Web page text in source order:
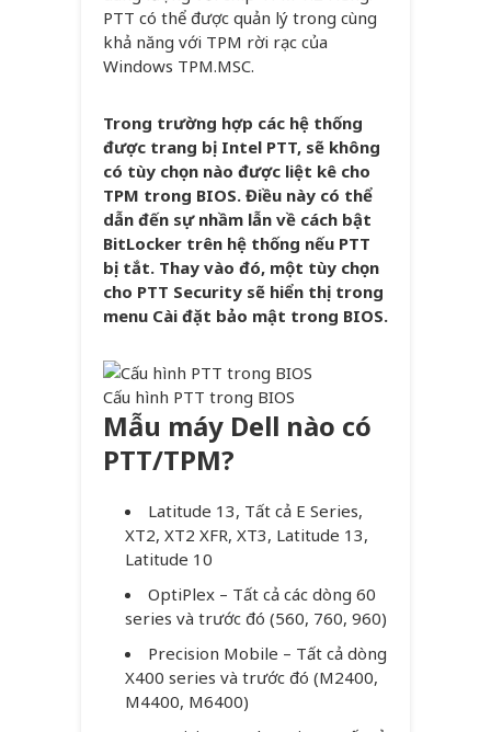
PTT có thể được quản lý trong cùng
khả năng với TPM rời rạc của
Windows TPM.MSC.
Trong trường hợp các hệ thống
được trang bị Intel PTT, sẽ không
có tùy chọn nào được liệt kê cho
TPM trong BIOS. Điều này có thể
dẫn đến sự nhầm lẫn về cách bật
BitLocker trên hệ thống nếu PTT
bị tắt. Thay vào đó, một tùy chọn
cho PTT Security sẽ hiển thị trong
menu Cài đặt bảo mật trong BIOS.
Cấu hình PTT trong BIOS
Mẫu máy Dell nào có
PTT/TPM?
Latitude 13, Tất cả E Series,
XT2, XT2 XFR, XT3, Latitude 13,
Latitude 10
OptiPlex – Tất cả các dòng 60
series và trước đó (560, 760, 960)
Precision Mobile – Tất cả dòng
X400 series và trước đó (M2400,
M4400, M6400)